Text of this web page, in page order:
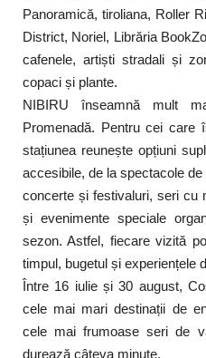
Panoramică, tiroliana, Roller
District, Noriel, Librăria
cafenele, artiști stradali și
copaci și plante.
NIBIRU înseamnă mult
Promenadă. Pentru cei care
stațiunea reunește opțiuni
accesibile, de la spectacole
concerte și festivaluri, seri cu
și evenimente speciale
sezon. Astfel, fiecare vizită
timpul, bugetul și experiențele
Între 16 iulie și 30 august,
cele mai mari destinații de
cele mai frumoase seri de
durează câteva minute.